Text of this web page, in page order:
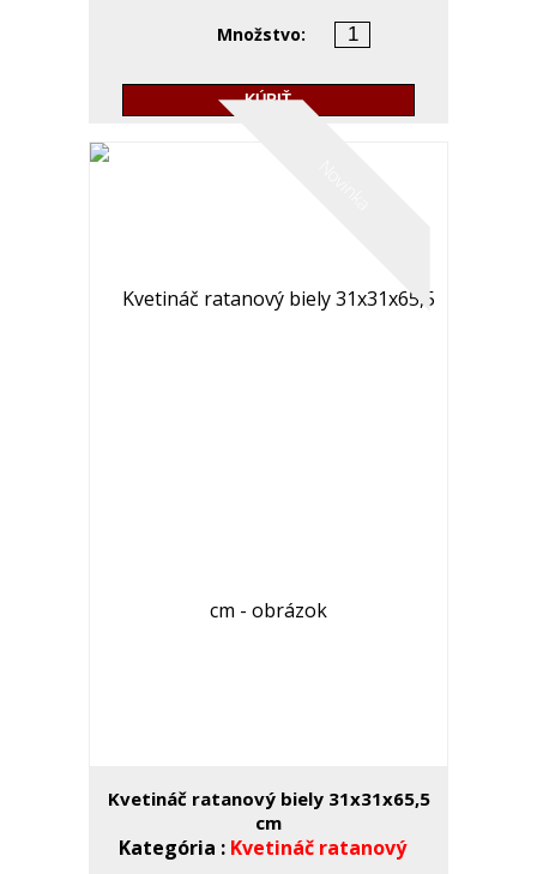
Množstvo:
KÚPIŤ
Kvetináč ratanový biely 31x31x65,5
cm
Kategória : Kvetináč ratanový